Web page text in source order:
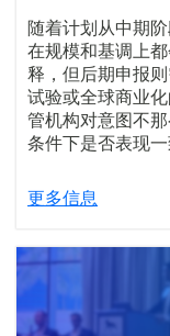
随着计划从中期
在规模和基调上
释，但后期申报
试验或全球商业
管机构对意图不
条件下是否表现一
更多信息